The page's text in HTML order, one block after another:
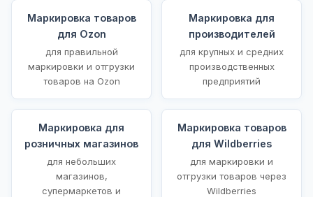
Маркировка товаров
для Ozon
для правильной
маркировки и отгрузки
товаров на Ozon
Маркировка для
производителей
для крупных и средних
производственных
предприятий
Маркировка для
розничных магазинов
для небольших
магазинов,
супермаркетов и
Маркировка товаров
для Wildberries
для маркировки и
отгрузки товаров через
Wildberries